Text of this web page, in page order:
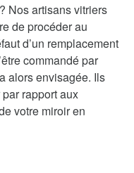
Nos artisans vitriers
de procéder au
d’un remplacement
commandé par
alors envisagée. Ils
rapport aux
votre miroir en